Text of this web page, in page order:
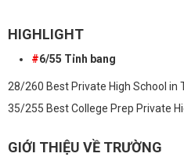
HIGHLIGHT
#6/55 Tỉnh bang
28/260 Best Private High School in
35/255 Best College Prep Private
GIỚI THIỆU VỀ TRƯỜNG